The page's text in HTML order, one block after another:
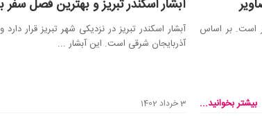
است. بر اساس
بیشتر بخوانید...
آبشار اسکندر تبریز و بهترین فصل سفر
آبشار اسکندر تبریز در نزدیکی شهر تبریز قرار دارد
آذربایجان شرقی است. این آبشار ...
3 خرداد 1402